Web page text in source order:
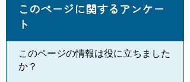
このページに関するアンケー
ト
このページの情報は役に立ちました
か？